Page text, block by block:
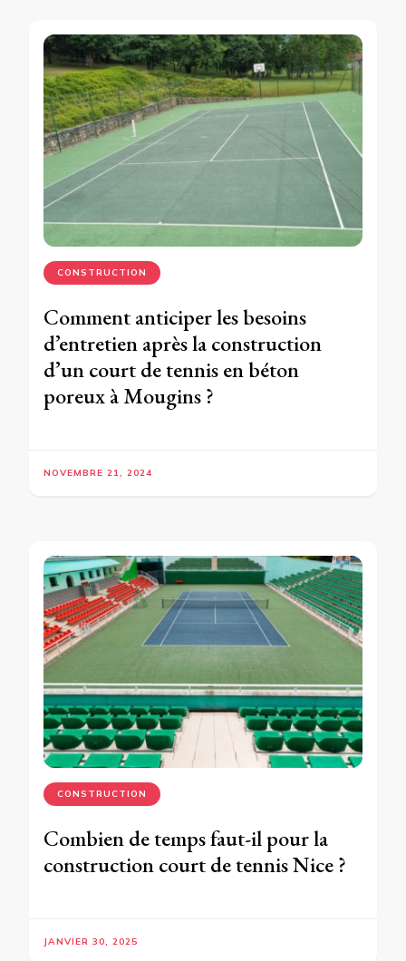
CONSTRUCTION
Comment anticiper les besoins
d’entretien après la construction
d’un court de tennis en béton
poreux à Mougins ?
NOVEMBRE 21, 2024
CONSTRUCTION
Combien de temps faut-il pour la
construction court de tennis Nice ?
JANVIER 30, 2025